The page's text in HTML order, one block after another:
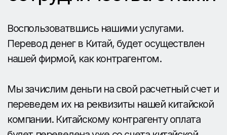
8 (800) 250-18-31
+7 (495) 431-18-20
china.ru